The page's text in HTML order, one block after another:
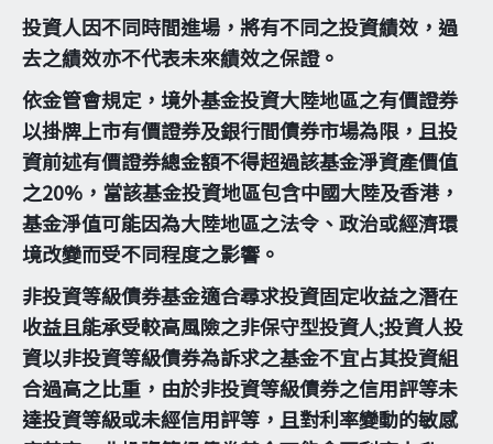
投資人因不同時間進場，將有不同之投資績效，過
去之績效亦不代表未來績效之保證。
依金管會規定，境外基金投資大陸地區之有價證券
以掛牌上市有價證券及銀行間債券市場為限，且投
資前述有價證券總金額不得超過該基金淨資產價值
之20%，當該基金投資地區包含中國大陸及香港，
基金淨值可能因為大陸地區之法令、政治或經濟環
境改變而受不同程度之影響。
非投資等級債券基金適合尋求投資固定收益之潛在
收益且能承受較高風險之非保守型投資人;投資人投
資以非投資等級債券為訴求之基金不宜占其投資組
合過高之比重，由於非投資等級債券之信用評等未
達投資等級或未經信用評等，且對利率變動的敏感